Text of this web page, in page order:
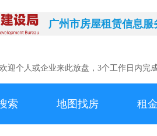
广州市房屋租赁信息服
欢迎个人或企业来此放盘，3个工作日内完
索 地图找房 租